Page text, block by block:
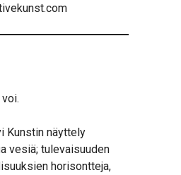
Kunstin näyttely
vesiä; tulevaisuuden
horisontteja,